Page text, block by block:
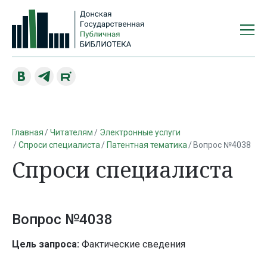
Главная Читателям
Электронные услуги
Спроси специалиста
Патентная тематика Вопрос №4038
Спроси специалиста
Вопрос №4038
Цель запроса: Фактические сведения